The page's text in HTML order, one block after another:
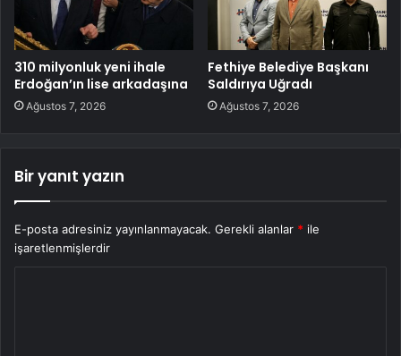
310 milyonluk yeni ihale
Erdoğan’ın lise arkadaşına
Ağustos 7, 2026
Fethiye Belediye Başkanı
Saldırıya Uğradı
Ağustos 7, 2026
Bir yanıt yazın
E-posta adresiniz yayınlanmayacak. Gerekli alanlar * ile
işaretlenmişlerdir